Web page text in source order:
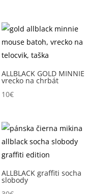
ALLBLACK GOLD MINNIE
vrecko na chrbát
10€
ALLBLACK graffiti socha
slobody